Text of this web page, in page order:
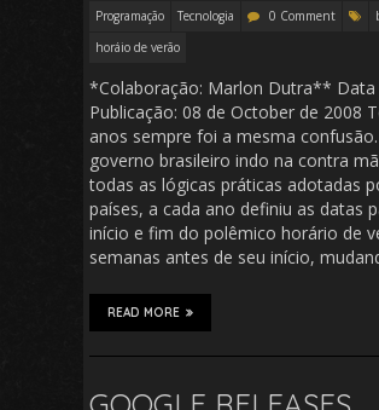
Programação
Tecnologia 0 Comment
horáio de verão
*Colaboração: Marlon Dutra** Data
Publicação: 08 de October de 2008
anos sempre foi a mesma
governo brasileiro indo na contra
todas as lógicas práticas adotadas
países, a cada ano definiu as datas
início e fim do polêmico horário de
semanas antes de seu início,
READ MORE